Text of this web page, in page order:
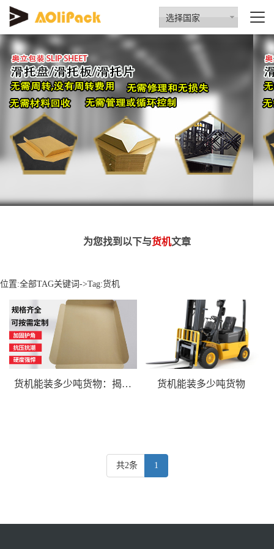
选择国家
为您找到以下与货机文章
位置:全部TAG关键词 ->Tag:货机
货机能装多少吨货物：揭秘航空货运的载重能力 货机能装多少吨货物
共2条 1